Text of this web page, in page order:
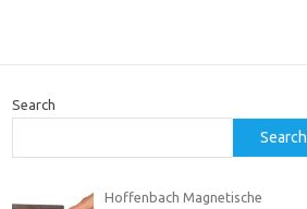
Search
Search
Hoffenbach Magnetische